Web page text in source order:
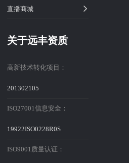
直播商城
关于远丰资质
高新技术转化项目：
201302105
ISO27001信息安全：
19922ISO0228R0S
ISO9001质量认证：